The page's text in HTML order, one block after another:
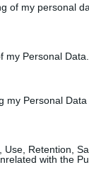
of my personal
my Personal Data.
my Personal
Retention,
with the
eu froid car le
de se servir
fils de un an.
que c'est
l'hôtel a
tego hotelu? TAK